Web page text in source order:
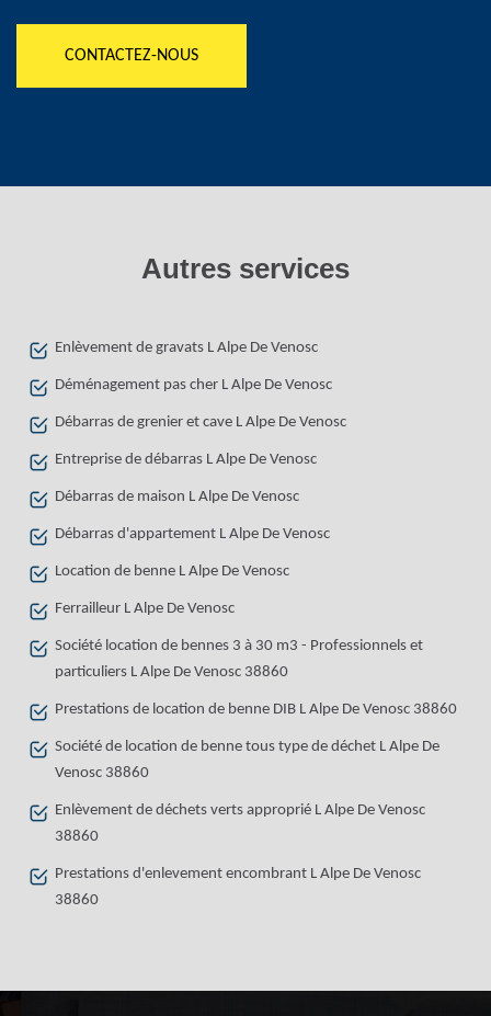
CONTACTEZ-NOUS
Autres services
Enlèvement de gravats L Alpe De Venosc
Déménagement pas cher L Alpe De Venosc
Débarras de grenier et cave L Alpe De Venosc
Entreprise de débarras L Alpe De Venosc
Débarras de maison L Alpe De Venosc
Débarras d'appartement L Alpe De Venosc
Location de benne L Alpe De Venosc
Ferrailleur L Alpe De Venosc
Société location de bennes 3 à 30 m3 - Professionnels et
particuliers L Alpe De Venosc 38860
Prestations de location de benne DIB L Alpe De Venosc 38860
Société de location de benne tous type de déchet L Alpe De
Venosc 38860
Enlèvement de déchets verts approprié L Alpe De Venosc
38860
Prestations d'enlevement encombrant L Alpe De Venosc
38860